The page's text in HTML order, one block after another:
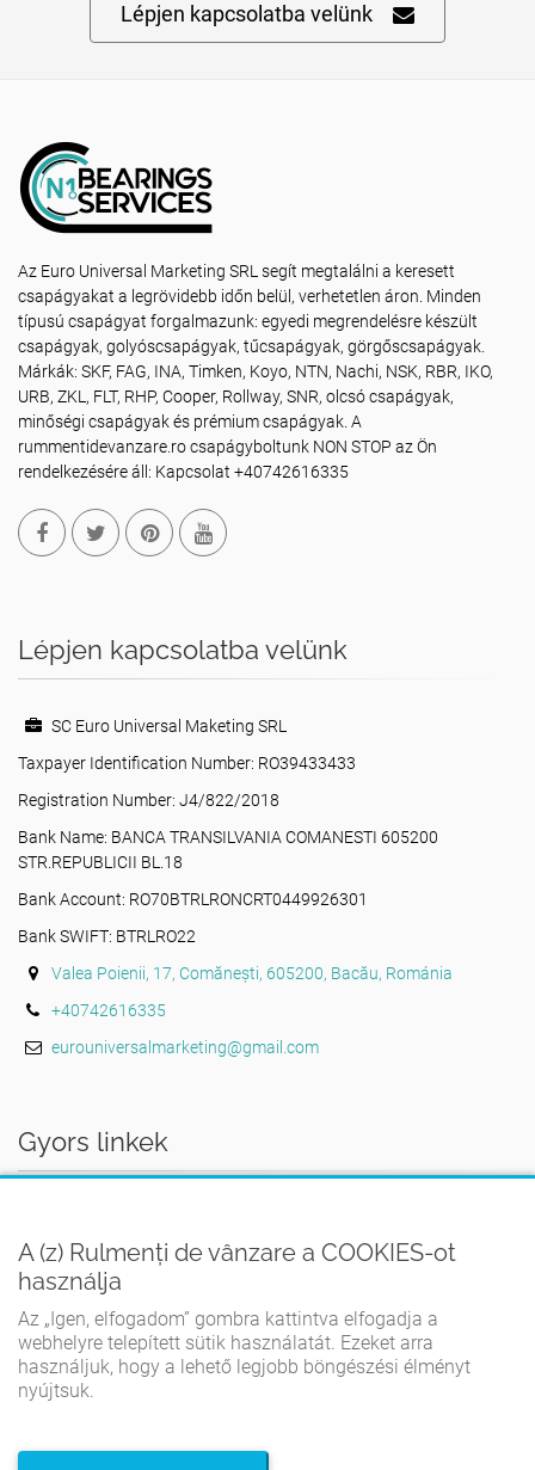
Lépjen kapcsolatba velünk
Az Euro Universal Marketing SRL segít megtalálni a keresett
csapágyakat a legrövidebb időn belül, verhetetlen áron. Minden
típusú csapágyat forgalmazunk: egyedi megrendelésre készült
csapágyak, golyóscsapágyak, tűcsapágyak, görgőscsapágyak.
Márkák: SKF, FAG, INA, Timken, Koyo, NTN, Nachi, NSK, RBR, IKO,
URB, ZKL, FLT, RHP, Cooper, Rollway, SNR, olcsó csapágyak,
minőségi csapágyak és prémium csapágyak. A
rummentidevanzare.ro csapágyboltunk NON STOP az Ön
rendelkezésére áll: Kapcsolat +40742616335
Lépjen kapcsolatba velünk
SC Euro Universal Maketing SRL
Taxpayer Identification Number: RO39433433
Registration Number: J4/822/2018
Bank Name: BANCA TRANSILVANIA COMANESTI 605200
STR.REPUBLICII BL.18
Bank Account: RO70BTRLRONCRT0449926301
Bank SWIFT: BTRLRO22
Valea Poienii, 17, Comănești, 605200, Bacău, Románia
+40742616335
eurouniversalmarketing@gmail.com
Gyors linkek
FELHASZNÁLÁSI FELTÉTELEK
ADATVÉDELMI IRÁNYELVEK
COOKIE-IRÁNYELVEK
KAPCSOLATBA LÉPNI
A (z) Rulmenți de vânzare a COOKIES-ot
használja
Az „Igen, elfogadom” gombra kattintva elfogadja a
webhelyre telepített sütik használatát. Ezeket arra
használjuk, hogy a lehető legjobb böngészési élményt
nyújtsuk.